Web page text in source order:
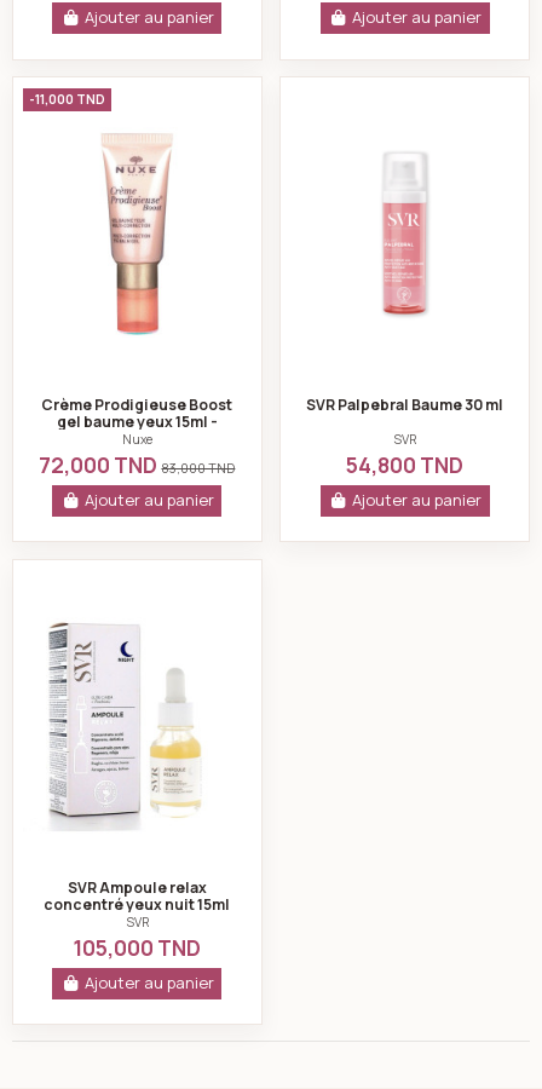
Ajouter au panier Ajouter au panier
-11,000 TND
Crème Prodigieuse Boost
gel baume yeux 15ml -
Nuxe
Nuxe
72,000 TND83,000 TND
Ajouter au panier
SVR Palpebral Baume 30 ml
SVR
54,800 TND
Ajouter au panier
SVR Ampoule relax
concentré yeux nuit 15ml
SVR
105,000 TND
Ajouter au panier